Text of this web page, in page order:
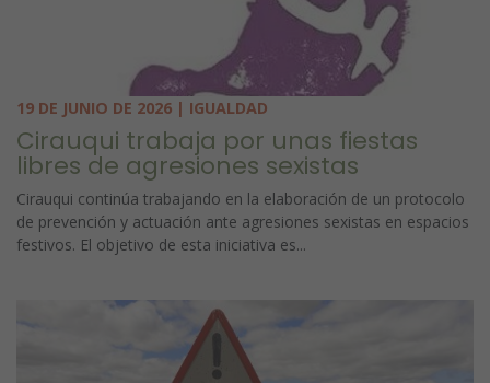
19 DE JUNIO DE 2026 | IGUALDAD
Cirauqui trabaja por unas fiestas
libres de agresiones sexistas
Cirauqui continúa trabajando en la elaboración de un protocolo
de prevención y actuación ante agresiones sexistas en espacios
festivos. El objetivo de esta iniciativa es...